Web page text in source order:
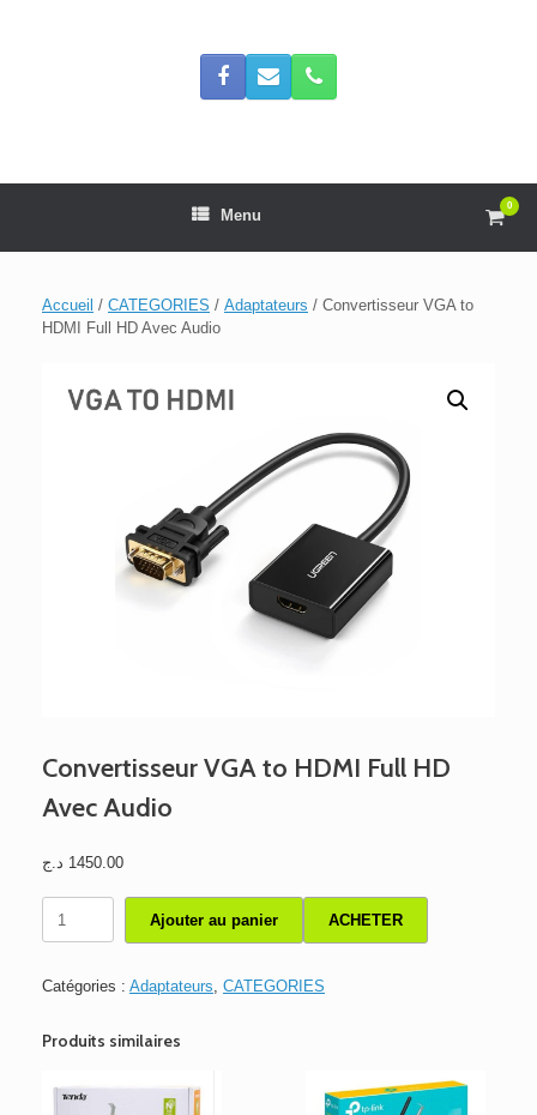
Menu
View
cart
0
Accueil / CATEGORIES / Adaptateurs / Convertisseur VGA to
HDMI Full HD Avec Audio
Convertisseur VGA to HDMI Full HD
Avec Audio
1450.00 د.ج
VGA
Full
Avec
Ajouter au panier ACHETER
Catégories : Adaptateurs, CATEGORIES
Produits similaires